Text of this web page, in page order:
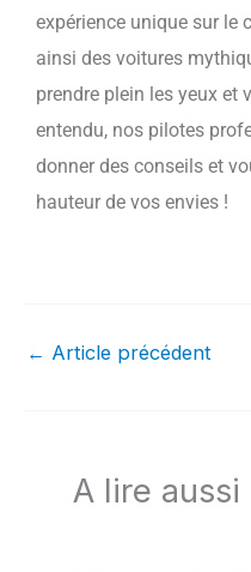
expérience unique sur le
ainsi des voitures
prendre plein les yeux et
entendu, nos pilotes
donner des conseils et
hauteur de vos envies !
← Article précédent
A lire aussi